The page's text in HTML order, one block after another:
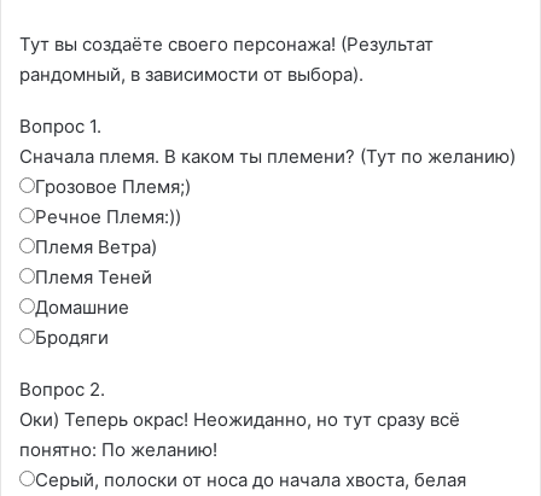
Тут вы создаёте своего персонажа! (Результат
рандомный, в зависимости от выбора).
Вопрос 1.
Сначала племя. В каком ты племени? (Тут по желанию)
Грозовое Племя;)
Речное Племя:))
Племя Ветра)
Племя Теней
Домашние
Бродяги
Вопрос 2.
Оки) Теперь окрас! Неожиданно, но тут сразу всё
понятно: По желанию!
Серый, полоски от носа до начала хвоста, белая